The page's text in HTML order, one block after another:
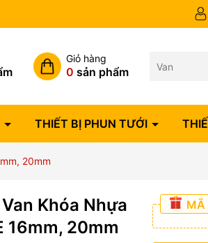
Giỏ hàng
0 sản phẩm
THIẾT BỊ PHUN TƯỚI
20mm
Khóa Nhựa
16mm, 20mm
MÃ